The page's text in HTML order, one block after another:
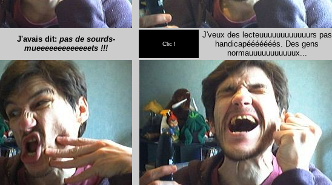
J'avais dit: pas de sourds-
mueeeeeeeeeeeeets !!! Clic !
J'veux des lecteuuuuuuuuuuuurs pas
handicapééééééés. Des gens
normauuuuuuuuuuux...